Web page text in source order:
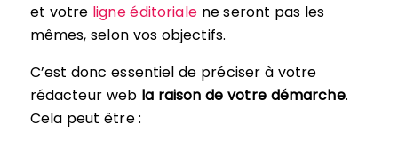
et votre ligne éditorialene seront pas les
mêmes, selon vos objectifs.
C’est donc essentiel de préciser à votre
rédacteur web la raison de votre démarche.
Cela peut être :